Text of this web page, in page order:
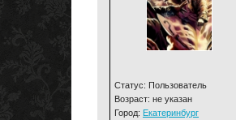
Статус: Пользователь
Возраст: не указан
Город: Екатеринбург